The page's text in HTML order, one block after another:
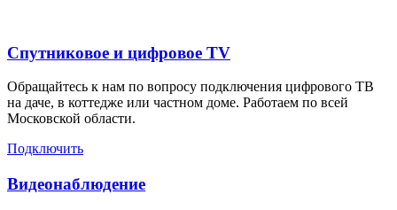
Спутниковое и цифровое TV
Обращайтесь к нам по вопросу подключения цифрового ТВ
на даче, в коттедже или частном доме. Работаем по всей
Московской области.
Подключить
Видеонаблюдение